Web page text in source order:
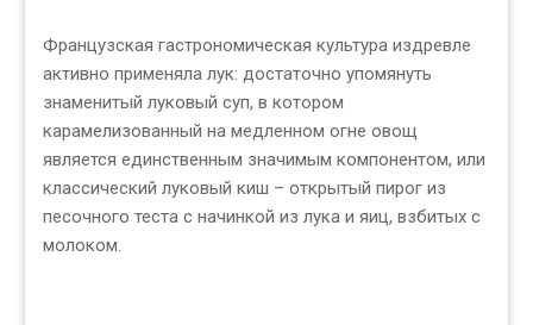
Французская гастрономическая культура издревле
активно применяла лук: достаточно упомянуть
знаменитый луковый суп, в котором
карамелизованный на медленном огне овощ
является единственным значимым компонентом, или
классический луковый киш – открытый пирог из
песочного теста с начинкой из лука и яиц, взбитых с
молоком.